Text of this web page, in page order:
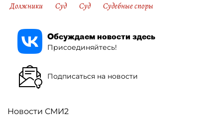
Должники
Суд Суд Судебные споры
Обсуждаем новости здесь
Присоединяйтесь!
Подписаться на новости
Новости СМИ2